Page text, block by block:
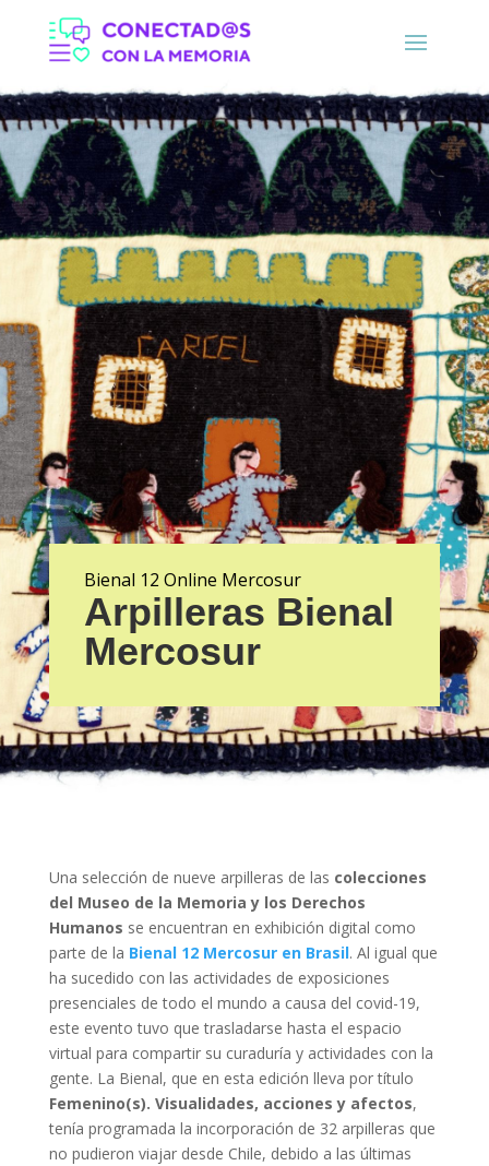
Bienal 12 Online Mercosur
Arpilleras Bienal
Mercosur
Una selección de nueve arpilleras de las colecciones
del Museo de la Memoria y los Derechos
Humanos se encuentran en exhibición digital como
parte de la Bienal 12 Mercosur en Brasil. Al igual que
ha sucedido con las actividades de exposiciones
presenciales de todo el mundo a causa del covid-19,
este evento tuvo que trasladarse hasta el espacio
virtual para compartir su curaduría y actividades con la
gente. La Bienal, que en esta edición lleva por título
Femenino(s). Visualidades, acciones y afectos,
tenía programada la incorporación de 32 arpilleras que
no pudieron viajar desde Chile, debido a las últimas